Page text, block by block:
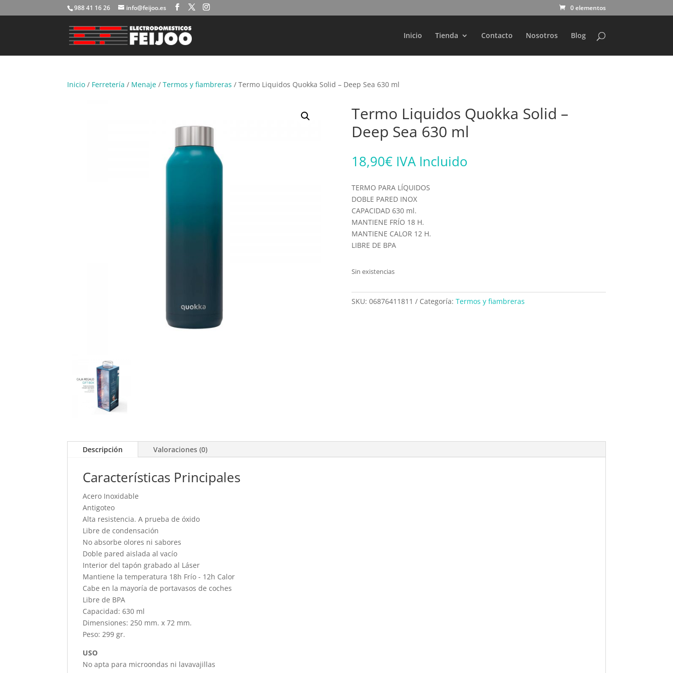
988 41 16 26 info@feijoo.es 0 elementos
Inicio Tienda Contacto Nosotros Blog
Búsqueda
productos
Inicio / Ferretería / Menaje /Termos y fiambreras / Termo Liquidos Quokka Solid – Deep Sea 630 ml
Termo Liquidos Quokka Solid –
Deep Sea 630 ml
18,90€ IVA Incluido
TERMO PARA LÍQUIDOS
DOBLE PARED INOX
CAPACIDAD 630 ml.
MANTIENE FRÍO 18 H.
MANTIENE CALOR 12 H.
LIBRE DE BPA
Sin existencias
SKU: 06876411811 Categoría: Termos y fiambreras
Descripción Valoraciones (0)
Características Principales
Acero Inoxidable
Antigoteo
Alta resistencia. A prueba de óxido
Libre de condensación
No absorbe olores ni sabores
Doble pared aislada al vacío
Interior del tapón grabado al Láser
Mantiene la temperatura 18h Frío - 12h Calor
Cabe en la mayoría de portavasos de coches
Libre de BPA
Capacidad: 630 ml
Dimensiones: 250 mm. x 72 mm.
Peso: 299 gr.
USO
No apta para microondas ni lavavajillas